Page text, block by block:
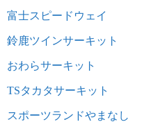
富士スピードウェイ
鈴鹿ツインサーキット
おわらサーキット
TSタカタサーキット
スポーツランドやまなし